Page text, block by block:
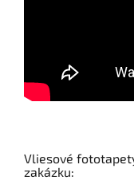
Vliesové
zakázku: